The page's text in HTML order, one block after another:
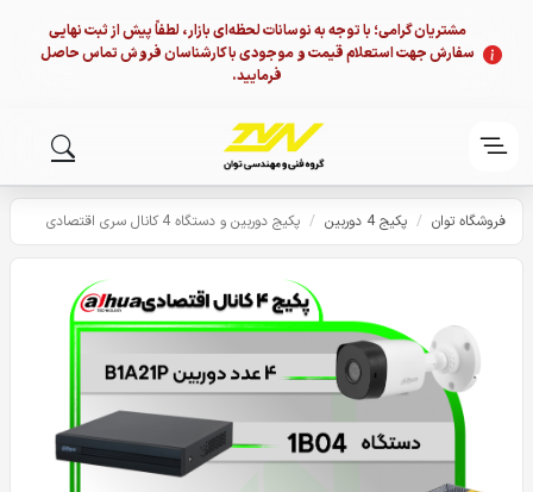
مشتریان گرامی؛ با توجه به نوسانات لحظه‌ای بازار، لطفاً پیش از ثبت نهایی
سفارش جهت استعلام قیمت و موجودی با کارشناسان فروش تماس حاصل
فرمایید.
فروشگاه توان / پکیج 4 دوربین / پکیج دوربین و دستگاه 4 کانال سری اقتصادی